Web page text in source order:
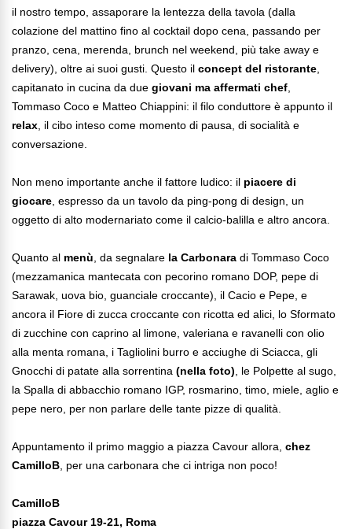
il nostro tempo, assaporare la lentezza della tavola (dalla
colazione del mattino fino al cocktail dopo cena, passando per
pranzo, cena, merenda, brunch nel weekend, più take away e
delivery), oltre ai suoi gusti. Questo il concept del ristorante
capitanato in cucina da due giovani ma affermati chef
Tommaso Coco e Matteo Chiappini: il filo conduttore è appunto il
relax , il cibo inteso come momento di pausa, di socialità e
conversazione.
Non meno importante anche il fattore ludico: il piacere di
giocare , espresso da un tavolo da ping-pong di design, un
oggetto di alto modernariato come il calcio-balilla e altro ancora.
Quanto al menù , da segnalare la Carbonara di Tommaso Coco
(mezzamanica mantecata con pecorino romano DOP, pepe di
Sarawak, uova bio, guanciale croccante), il Cacio e Pepe, e
ancora il Fiore di zucca croccante con ricotta ed alici, lo Sformato
di zucchine con caprino al limone, valeriana e ravanelli con olio
alla menta romana, i Tagliolini burro e acciughe di Sciacca, gli
Gnocchi di patate alla sorrentina (nella foto) , le Polpette al sugo,
la Spalla di abbacchio romano IGP, rosmarino, timo, miele, aglio e
pepe nero, per non parlare delle tante pizze di qualità.
Appuntamento il primo maggio a piazza Cavour allora, chez
CamilloB , per una carbonara che ci intriga non poco!
CamilloB
piazza Cavour 19-21, Roma